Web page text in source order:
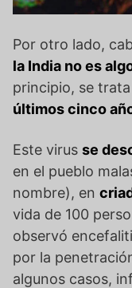
Por otro lado,
la India no es
principio, se
últimos cinco
Este virus se
en el pueblo
nombre), en
vida de 100
observó
por la
algunos casos,